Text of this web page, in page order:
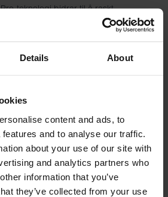
Details About
content and ads, to
and to analyse our traffic.
about your use of our site with
and analytics partners who
information that you’ve
they’ve collected from your use
teknologi bidrar til å raskt
bort fra huden for en frisk følelse.